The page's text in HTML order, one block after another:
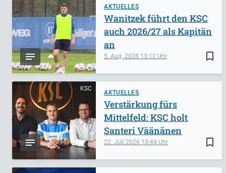
AKTUELLES
bookmark_border
5. Aug. 2026 13:12
Wanitzek führt den KSC
auch 2026/27 als Kapitän
an
KSC
AKTUELLES
bookmark_border
22. Juli 2026 10:44
Verstärkung fürs
Mittelfeld: KSC holt
Santeri Väänänen